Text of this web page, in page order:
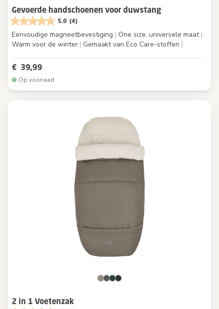
Gevoerde handschoenen voor duwstang
5.0 (4)
Eenvoudige magneetbevestiging | One size, universele maat |
Warm voor de winter | Gemaakt van Eco Care-stoffen |
€ 39,99
Op voorraad
2 in 1 Voetenzak